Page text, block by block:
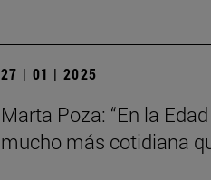
27 | 01 | 2025
Marta Poza: “En la
mucho más cotidiana